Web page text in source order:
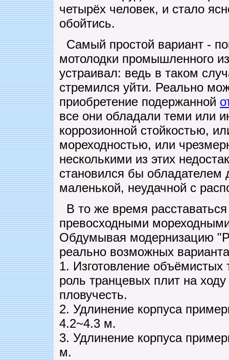
четырёх человек, и стало
обойтись.
Самый простой вариант -
мотолодки промышленного
устраивал: ведь в таком
стремился уйти. Реально
приобретение подержанной
все они обладали теми или
коррозионной стойкостью,
мореходностью, или
несколькими из этих
становился бы обладателем
маленькой, неудачной с
В то же время
превосходными
Обдумывая модернизацию
реально возможных
1. Изготовление
роль транцевых плит на
пловучесть.
2. Удлинение корпуса
4.2~4.3 м.
3. Удлинение корпуса
м.